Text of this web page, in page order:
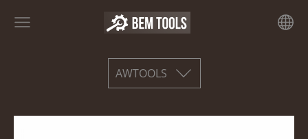
AWTOOLS